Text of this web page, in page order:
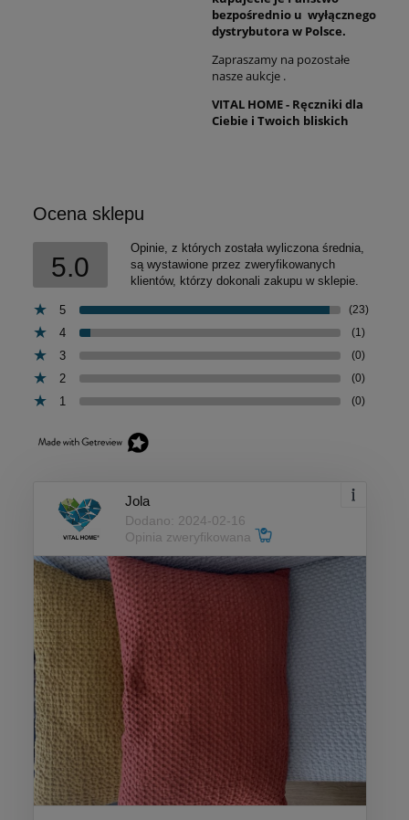
bezpośrednio u wyłącznego
dystrybutora w Polsce.
Zapraszamy na pozostałe
nasze aukcje .
VITAL HOME - Ręczniki dla
Ciebie i Twoich bliskich
Ocena sklepu
5.0
Opinie, z których została wyliczona średnia,
są wystawione przez zweryfikowanych
klientów, którzy dokonali zakupu w sklepie.
5 (23)
4 (1)
3 (0)
2 (0)
1 (0)
Jola
Dodano: 2024-02-16
Opinia zweryfikowana